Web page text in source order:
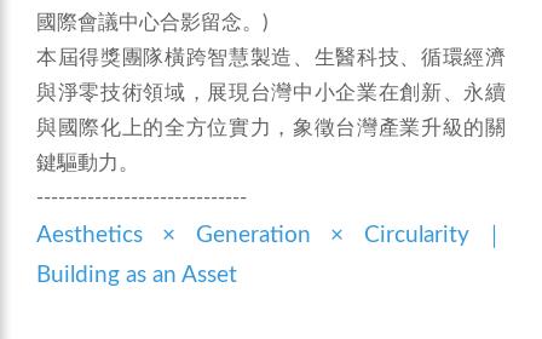
國際會議中心合影留念。)
本屆得獎團隊橫跨智慧製造、生醫科技、循環經濟
與淨零技術領域，展現台灣中小企業在創新、永續
與國際化上的全方位實力，象徵台灣產業升級的關
鍵驅動力。
-----------------------------
Aesthetics × Generation × Circularity｜
Building as an Asset